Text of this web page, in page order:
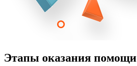
Этапы оказания помощи